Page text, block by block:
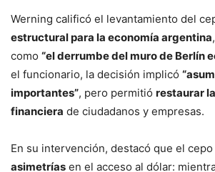
Werning calificó el levantamiento del
estructural para la economía argentina
como “el derrumbe del muro de Berlín
el funcionario, la decisión implicó
importantes”, pero permitió restaurar
financiera de ciudadanos y empresas.
En su intervención, destacó que el
asimetrías en el acceso al dólar: